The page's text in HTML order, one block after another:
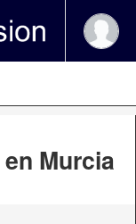
en Murcia